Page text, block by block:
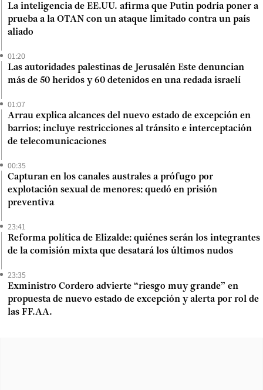
La inteligencia de EE.UU. afirma que Putin podría poner a
prueba a la OTAN con un ataque limitado contra un país
aliado
01:20
Las autoridades palestinas de Jerusalén Este denuncian
más de 50 heridos y 60 detenidos en una redada israelí
01:07
Arrau explica alcances del nuevo estado de excepción en
barrios: incluye restricciones al tránsito e interceptación
de telecomunicaciones
00:35
Capturan en los canales australes a prófugo por
explotación sexual de menores: quedó en prisión
preventiva
23:41
Reforma política de Elizalde: quiénes serán los integrantes
de la comisión mixta que desatará los últimos nudos
23:35
Exministro Cordero advierte “riesgo muy grande” en
propuesta de nuevo estado de excepción y alerta por rol de
las FF.AA.